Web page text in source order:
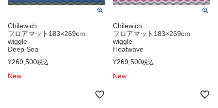
Chilewich
フロアマット183×269cm
wiggle
Deep Sea
¥269,500税込
New
Chilewich
フロアマット183×269cm
wiggle
Heatwave
¥269,500税込
New